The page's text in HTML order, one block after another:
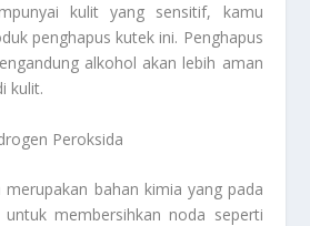
kulit yang sensitif, kamu
penghapus kutek ini. Penghapus
alkohol akan lebih aman
kulit.
Peroksida
merupakan bahan kimia yang pada
membersihkan noda seperti